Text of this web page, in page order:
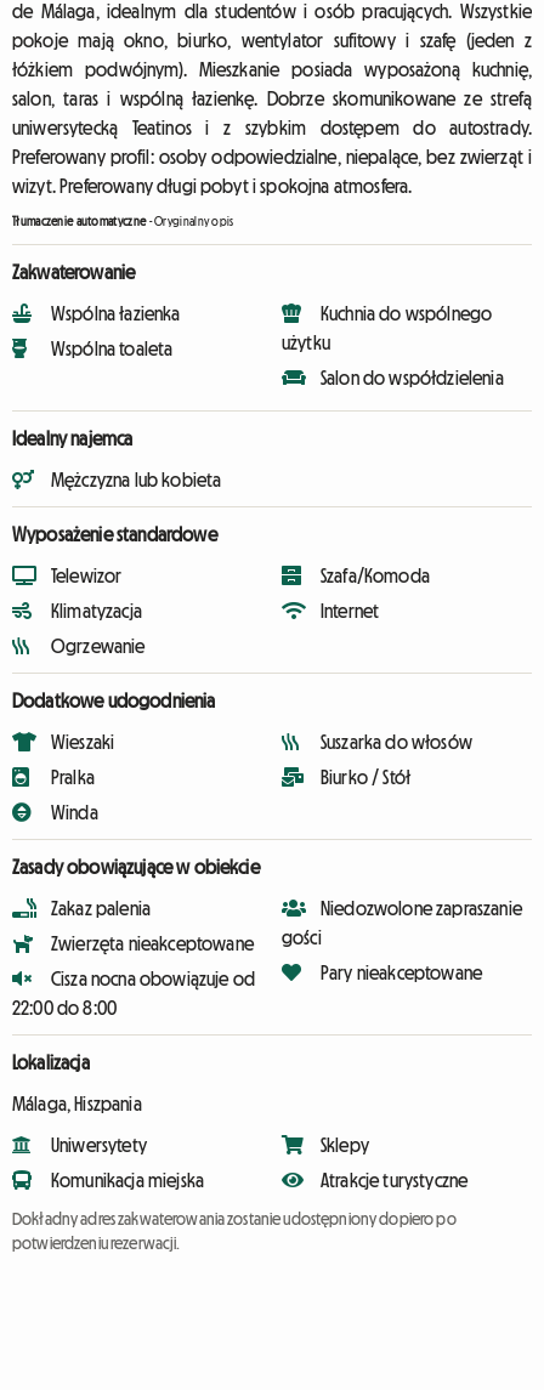
de Málaga, idealnym dla studentów i osób pracujących. Wszystkie
pokoje mają okno, biurko, wentylator sufitowy i szafę (jeden z
łóżkiem podwójnym). Mieszkanie posiada wyposażoną kuchnię,
salon, taras i wspólną łazienkę. Dobrze skomunikowane ze strefą
uniwersytecką Teatinos i z szybkim dostępem do autostrady.
Preferowany profil: osoby odpowiedzialne, niepalące, bez zwierząt i
wizyt. Preferowany długi pobyt i spokojna atmosfera.
Tłumaczenie automatyczne-Oryginalny opis
Zakwaterowanie
Wspólna łazienka
Wspólna toaleta
Kuchnia do wspólnego
użytku
Salon do współdzielenia
Idealny najemca
Mężczyzna lub kobieta
Wyposażenie standardowe
Telewizor
Klimatyzacja
Ogrzewanie
Szafa/Komoda
Internet
Dodatkowe udogodnienia
Wieszaki
Pralka
Winda
Suszarka do włosów
Biurko / Stół
Zasady obowiązujące w obiekcie
Zakaz palenia
Zwierzęta nieakceptowane
Cisza nocna obowiązuje od
22:00 do 8:00
Niedozwolone zapraszanie
gości
Pary nieakceptowane
Lokalizacja
Málaga, Hiszpania
Uniwersytety
Komunikacja miejska
Sklepy
Atrakcje turystyczne
Dokładny adres zakwaterowania zostanie udostępniony dopiero po
potwierdzeniu rezerwacji.